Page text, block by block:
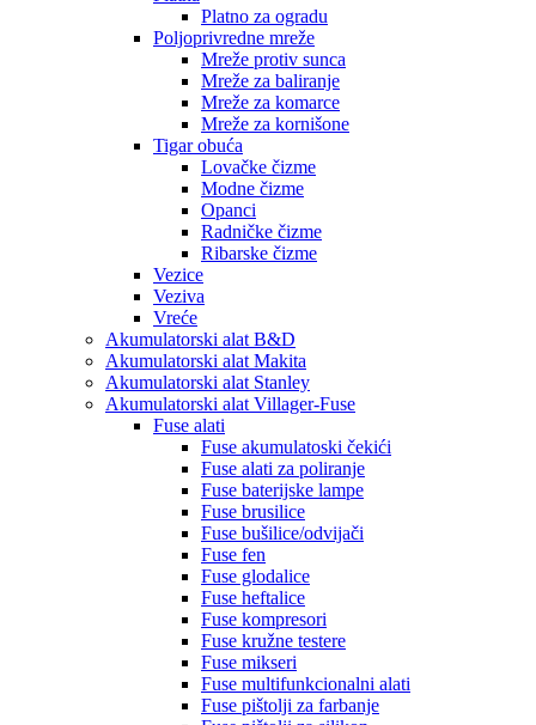
Platno za ogradu
Poljoprivredne mreže
Mreže protiv sunca
Mreže za baliranje
Mreže za komarce
Mreže za kornišone
Tigar obuća
Lovačke čizme
Modne čizme
Opanci
Radničke čizme
Ribarske čizme
Vezice
Veziva
Vreće
Akumulatorski alat B&D
Akumulatorski alat Makita
Akumulatorski alat Stanley
Akumulatorski alat Villager-Fuse
Fuse alati
Fuse akumulatoski čekići
Fuse alati za poliranje
Fuse baterijske lampe
Fuse brusilice
Fuse bušilice/odvijači
Fuse fen
Fuse glodalice
Fuse heftalice
Fuse kompresori
Fuse kružne testere
Fuse mikseri
Fuse multifunkcionalni alati
Fuse pištolji za farbanje